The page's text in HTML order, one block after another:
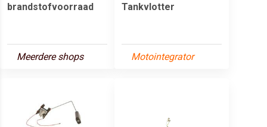
brandstofvoorraad
Meerdere shops
Tankvlotter
Motointegrator